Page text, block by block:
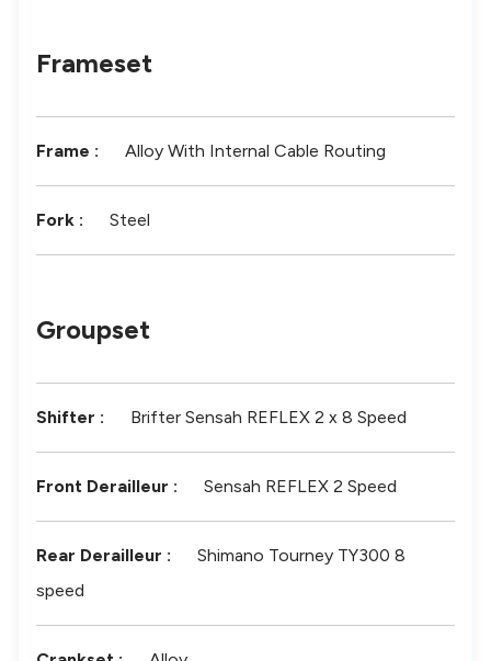
Frameset
Frame : Alloy With Internal Cable Routing
Fork : Steel
Groupset
Shifter : Brifter Sensah REFLEX 2 x 8 Speed
Front Derailleur : Sensah REFLEX 2 Speed
Rear Derailleur :
Shimano Tourney TY300 8
speed